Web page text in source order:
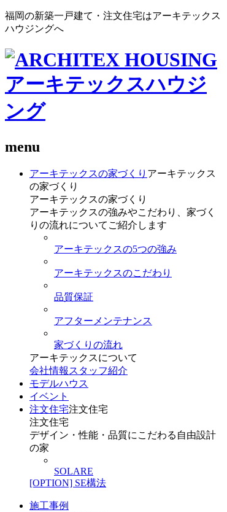
福岡の新築一戸建て・注文住宅はアーキテックス
ハウジングへ
menu
アーキテックスの家づくり アーキテックス
の家づくり
アーキテックスの家づくり
アーキテックスの強みやこだわり、家づく
りの流れについてご紹介します
アーキテックスの5つの強み
アーキテックスのこだわり
品質保証
アフターメンテナンス
家づくりの流れ
アーキテックスについて
会社情報 スタッフ紹介
モデルハウス
イベント
注文住宅注文住宅
注文住宅
デザイン・性能・品質にこだわる自由設計
の家
SOLARE
[OPTION] SE構法
施工事例